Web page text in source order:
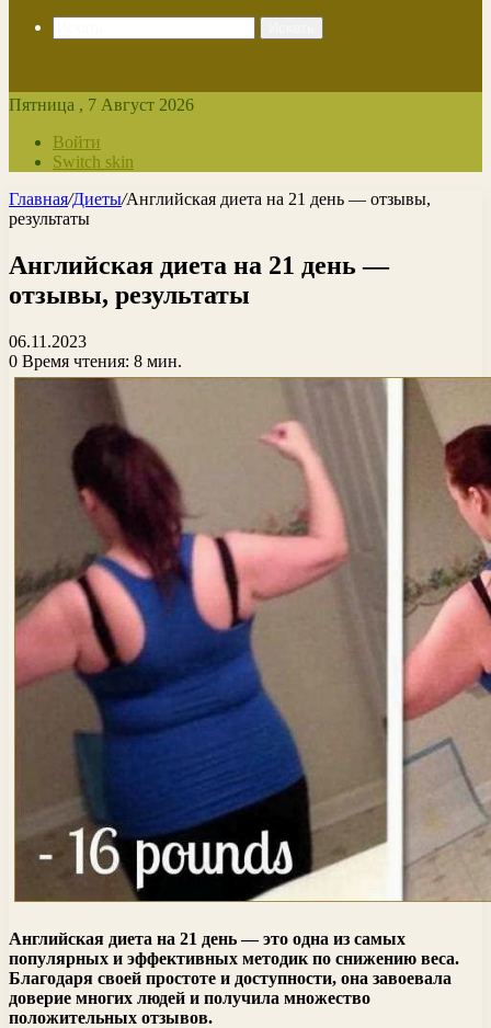
Пятница , 7 Август 2026
Войти
Switch skin
Главная/Диеты/Английская диета на 21 день — отзывы,
результаты
Английская диета на 21 день —
отзывы, результаты
06.11.2023
0 Время чтения: 8 мин.
Английская диета на 21 день — это одна из самых
популярных и эффективных методик по снижению веса.
Благодаря своей простоте и доступности, она завоевала
доверие многих людей и получила множество
положительных отзывов.